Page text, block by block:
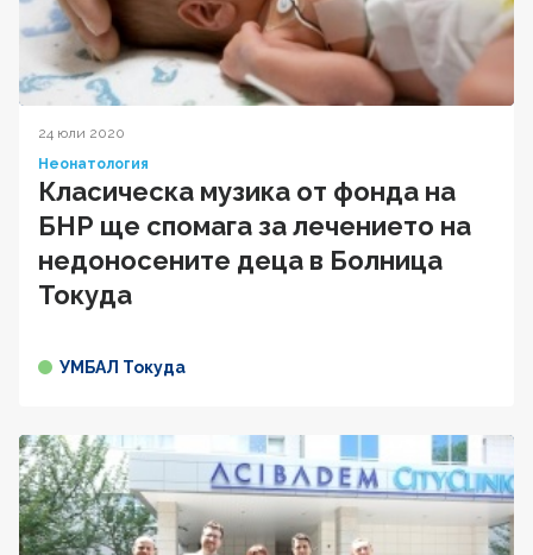
24 юли 2020
Неонатология
Класическа музика от фонда на
БНР ще спомага за лечението на
недоносените деца в Болница
Токуда
УМБАЛ Токуда